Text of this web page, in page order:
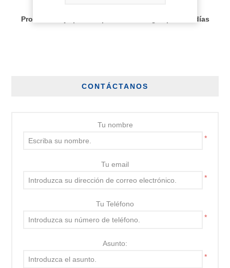
Producto bajo pedido, plazo de entrega aprox 30 días
CONTÁCTANOS
Tu nombre
*
Tu email
*
Tu Teléfono
*
Asunto:
*